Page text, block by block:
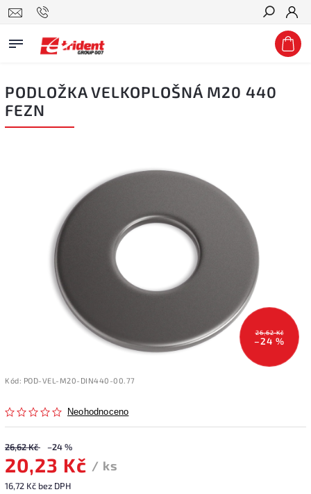
Hledat
PODLOŽKA VELKOPLOŠNÁ M20 440
FEZN
26,62 Kč
–24 %
Kód: POD-VEL-M20-DIN440-00.77
Neohodnoceno
26,62 Kč –24 %
20,23 Kč / ks
16,72 Kč bez DPH